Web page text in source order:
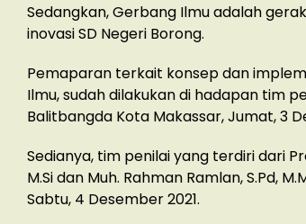
Sedangkan, Gerbang Ilmu adalah
inovasi SD Negeri Borong.
Pemaparan terkait konsep dan
Ilmu, sudah dilakukan di hadapan tim
Balitbangda Kota Makassar, Jumat, 3
Sedianya, tim penilai yang terdiri dari
M.Si dan Muh. Rahman Ramlan, S.Pd,
Sabtu, 4 Desember 2021.